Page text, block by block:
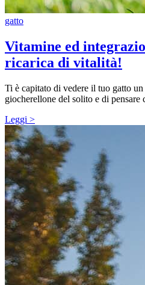
gatto
Vitamine ed
ricarica di vitalità!
Ti è capitato di vedere il tuo gatto un
giocherellone del solito e di pensare
Leggi >